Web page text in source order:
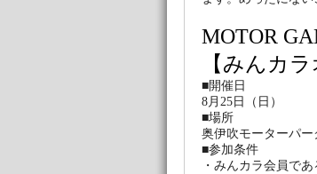
MOTOR
【みんカ
■開催日
8月25日（日）
■場所
奥伊吹モーターパー
■参加条件
・みんカラ会員であ